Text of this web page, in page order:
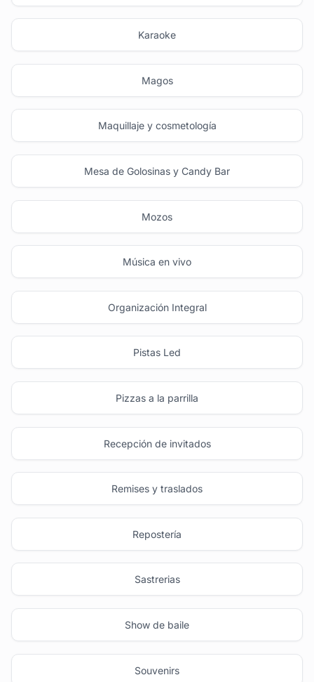
Karaoke
Magos
Maquillaje y cosmetología
Mesa de Golosinas y Candy Bar
Mozos
Música en vivo
Organización Integral
Pistas Led
Pizzas a la parrilla
Recepción de invitados
Remises y traslados
Repostería
Sastrerias
Show de baile
Souvenirs